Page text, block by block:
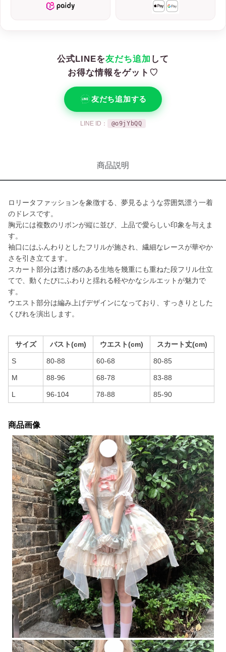
公式LINEを友だち追加 して
お得な情報をゲット♡
友だち追加する
LINE ID： @o9jYbQQ
商品説明
ロリータファッションを象徴する、夢見るような雰囲気漂う一着
のドレスです。
胸元には複数のリボンが縦に並び、上品で愛らしい印象を与えま
す。
袖口にはふんわりとしたフリルが施され、繊細なレースが華やか
さを引き立てます。
スカート部分は透け感のある生地を幾重にも重ねた段フリル仕立
てで、動くたびにふわりと揺れる軽やかなシルエットが魅力で
す。
ウエスト部分は編み上げデザインになっており、すっきりとした
くびれを演出します。
サイズ バスト(cm) ウエスト(cm) スカート丈(cm)
S 80-88 60-68 80-85
M 88-96 68-78 83-88
L 96-104 78-88 85-90
商品画像